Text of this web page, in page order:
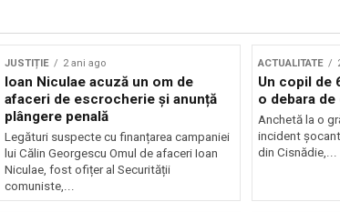
JUSTIȚIE 2 ani ago
Ioan Niculae acuză un om de
afaceri de escrocherie și anunță
plângere penală
Legături suspecte cu finanțarea campaniei
lui Călin Georgescu Omul de afaceri Ioan
Niculae, fost ofițer al Securității
comuniste,...
ACTUALITATE
Un copil de
o debara
Anchetă la o
incident
din Cisnădie,...